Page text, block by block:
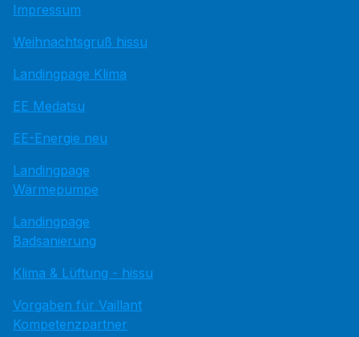
Impressum
Weihnachtsgruß hissu
Landingpage Klima
EE Medatsu
EE-Energie neu
Landingpage
Wärmepumpe
Landingpage
Badsanierung
Klima & Lüftung - hissu
Vorgaben für Vaillant
Kompetenzpartner